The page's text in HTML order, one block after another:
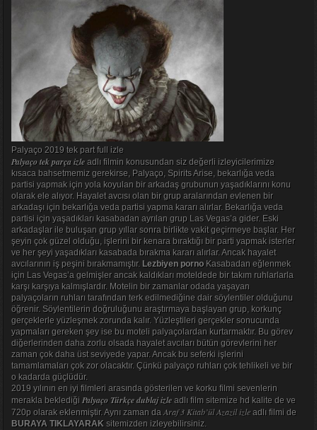
Palyaço 2019 tek part full izle
Palyaço tek parça izleadlı filmin konusundan siz değerli izleyicilerimize
kısaca bahsetmemiz gerekirse, Palyaço, Spirits Arise, bekarlığa veda
partisi yapmak için yola koyulan bir arkadaş grubunun yaşadıklarını konu
olarak ele alıyor. Hayalet avcısı olan bir grup aralarından evlenen bir
arkadaşı için bekarlığa veda partisi yapma kararı alırlar. Bekarlığa veda
partisi için yaşadıkları kasabadan ayrılan grup Las Vegas’a gider. Eski
arkadaşlar ile buluşan grup yıllar sonra birlikte vakit geçirmeye başlar. Her
şeyin çok güzel olduğu, işlerini bir kenara bıraktığı bir parti yapmak isterler
ve her şeyi yaşadıkları kasabada bırakma kararı alırlar. Ancak hayalet
avcılarının iş peşini bırakmamıştır. Lezbiyen pornoKasabadan eğlenmek
için Las Vegas’a gelmişler ancak kaldıkları moteldede bir takım ruhlarlarla
karşı karşıya kalmışlardır. Motelin bir zamanlar odada yaşayan
palyaçoların ruhları tarafından terk edilmediğine dair söylentiler olduğunu
öğrenir. Söylentilerin doğruluğunu araştırmaya başlayan grup, korkunç
gerçeklerle yüzleşmek zorunda kalır. Yüzleştileri gerçekler sonucunda
yapmaları gereken şey ise bu moteli palyaçolardan kurtarmaktır. Bu görev
diğerlerinden daha zorlu olsada hayalet avcıları bütün görevlerini her
zaman çok daha üst seviyede yapar. Ancak bu seferki işlerini
tamamlamaları çok zor olacaktır. Çünkü palyaço ruhları çok tehlikeli ve bir
o kadarda güçlüdür.
2019 yılının en iyi filmleri arasında gösterilen ve korku filmi sevenlerin
merakla beklediği Palyaço Türkçe dublaj izleadlı film sitemize hd kalite de ve
720p olarak eklenmiştir. Aynı zaman da Araf 3 Kitab’ül Azazil izleadlı filmi de
BURAYA TIKLAYARAKsitemizden izleyebilirsiniz.